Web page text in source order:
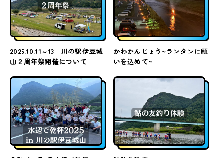
2025.10.11～13 川の駅伊豆城
山２周年祭開催について
かわかんじょう~ランタンに願
いを込めて~